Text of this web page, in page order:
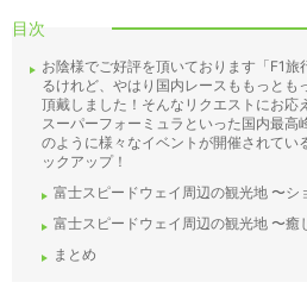
目次
お陰様でご好評を頂いております「F1
るけれど、やはり国内レースももっとも
頂戴しました！そんなリクエストにお応
スーパーフォーミュラといった国内最高
のように様々なイベントが開催されてい
ックアップ！
富士スピードウェイ周辺の観光地 〜シ
富士スピードウェイ周辺の観光地 〜癒
まとめ